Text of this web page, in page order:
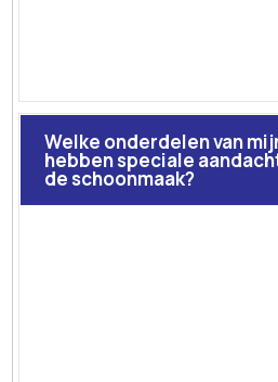
Welke onderdelen van
hebben speciale
de schoonmaak?